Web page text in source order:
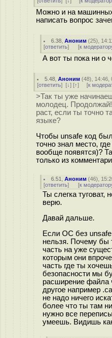
Можно и на
написать вопрос
6.38 ,Аноним (25),
[ответить] [к
А вот ты пока ни о
5.48 ,Аноним (48), 14:46,
[ответить] [↓] [↑] [к
>Так ты уже
молодец.
раст, если ты точно
языке?
Чтобы unsafe код
точно знал место,
вообще появятся)?
только из
6.51 ,Аноним (46),
[ответить] [к
Ты слегка туговат,
верю.
Давай дальше.
Если ОС без unsafe
нельзя. Почему бы
часть на уже
которым они
часть где ты
безопасности мы
расширение файла
другое например
не надо ничего
более что ты там
нужно все
умеешь. Видишь